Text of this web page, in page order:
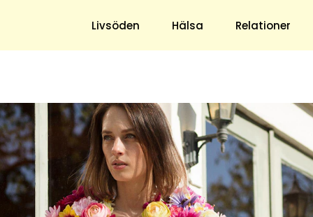
Livsöden Hälsa Relationer
& Trädgård
Hushåll
Ekonomi
Underhållning
Nöje
TV
Horoskop
blogg